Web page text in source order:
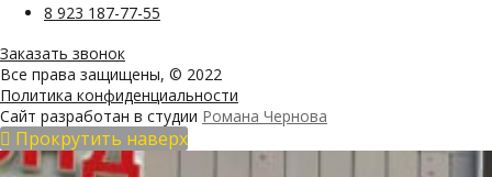
8 923 187-77-55
Заказать звонок
Все права защищены, © 2022
Политика конфиденциальности
Сайт разработан в студии Романа Чернова
Прокрутить наверх